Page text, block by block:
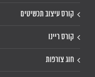
קורס עיצוב תכשיטים
קורס ריינו
חוג צורפות